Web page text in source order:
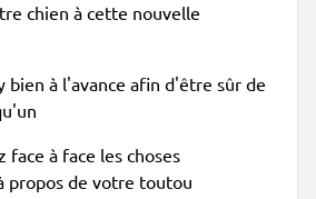
chien à cette nouvelle
bien à l'avance afin d'être sûr de
face à face les choses
propos de votre toutou